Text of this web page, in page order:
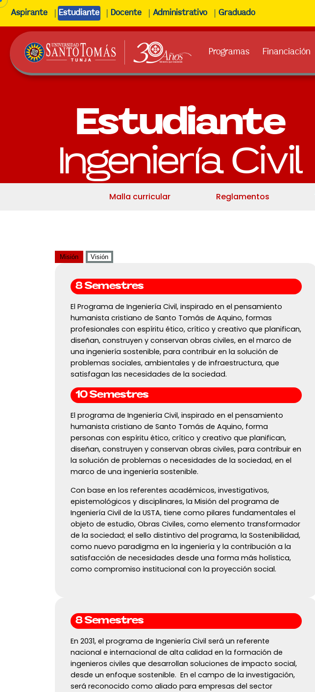
Aspirante Estudiante Docente Administrativo Graduado
Programas Financiación
Estudiante
Ingeniería Civil
Malla curricular Reglamentos
Misión Visión
8 Semestres
El Programa de Ingeniería Civil, inspirado en el pensamiento
humanista cristiano de Santo Tomás de Aquino, formas
profesionales con espíritu ético, crítico y creativo que planifican,
diseñan, construyen y conservan obras civiles, en el marco de
una ingeniería sostenible, para contribuir en la solución de
problemas sociales, ambientales y de infraestructura, que
satisfagan las necesidades de la sociedad.
10 Semestres
El programa de Ingeniería Civil, inspirado en el pensamiento
humanista cristiano de Santo Tomás de Aquino, forma
personas con espíritu ético, crítico y creativo que planifican,
diseñan, construyen y conservan obras civiles, para contribuir en
la solución de problemas o necesidades de la sociedad, en el
marco de una ingeniería sostenible.
Con base en los referentes académicos, investigativos,
epistemológicos y disciplinares, la Misión del programa de
Ingeniería Civil de la USTA, tiene como pilares fundamentales el
objeto de estudio, Obras Civiles, como elemento transformador
de la sociedad; el sello distintivo del programa, la Sostenibilidad,
como nuevo paradigma en la ingeniería y la contribución a la
satisfacción de necesidades desde una forma más holística,
como compromiso institucional con la proyección social.
8 Semestres
En 2031, el programa de Ingeniería Civil será un referente
nacional e internacional de alta calidad en la formación de
ingenieros civiles que desarrollan soluciones de impacto social,
desde un enfoque sostenible. En el campo de la investigación,
será reconocido como aliado para empresas del sector